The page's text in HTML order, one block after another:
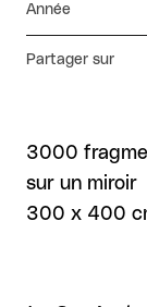
Année
Partager sur
3000
sur un miroir
300 x 400